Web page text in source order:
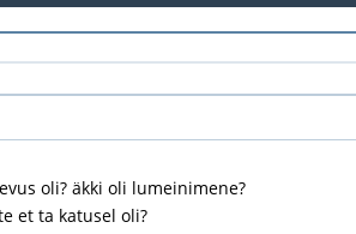
oli? äkki oli lumeinimene?
et ta katusel oli?